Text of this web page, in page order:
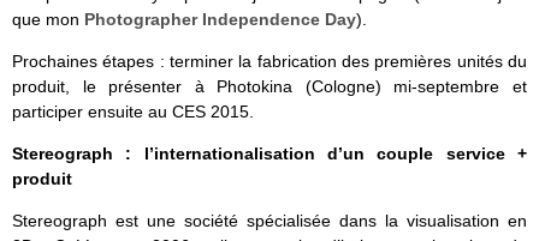
que mon Photographer Independence Day).
Prochaines étapes : terminer la fabrication des premières unités du
produit, le présenter à Photokina (Cologne) mi-septembre et
participer ensuite au CES 2015.
Stereograph : l’internationalisation d’un couple service +
produit
Stereograph est une société spécialisée dans la visualisation en